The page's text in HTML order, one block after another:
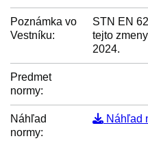
Poznámka vo
Vestníku:
STN EN
tejto
2024.
Predmet
normy:
Náhľad
normy:
Náhľad